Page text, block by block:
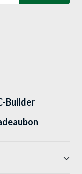
Builder